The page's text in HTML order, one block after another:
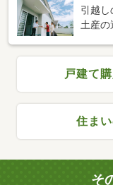
引越
土産の
戸建て
住ま
そ